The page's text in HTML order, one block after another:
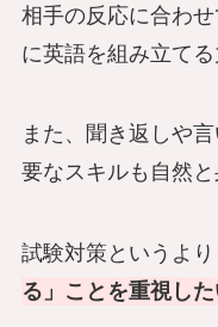
相手の反応に合わ
に英語を組み立てる
また、聞き返しや
要なスキルも自然と
試験対策というより
る」ことを重視し